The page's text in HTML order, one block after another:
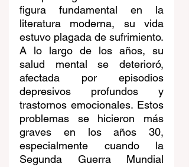
figura fundamental en la
literatura moderna, su vida
estuvo plagada de sufrimiento.
A lo largo de los años, su
salud mental se deterioró,
afectada por episodios
depresivos profundos y
trastornos emocionales. Estos
problemas se hicieron más
graves en los años 30,
especialmente cuando la
Segunda Guerra Mundial